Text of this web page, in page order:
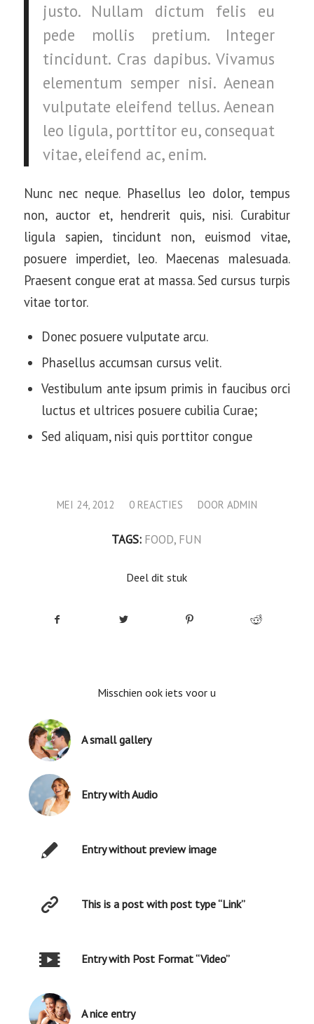
justo. Nullam dictum felis eu
pede mollis pretium. Integer
tincidunt. Cras dapibus. Vivamus
elementum semper nisi. Aenean
vulputate eleifend tellus. Aenean
leo ligula, porttitor eu, consequat
vitae, eleifend ac, enim.
Nunc nec neque. Phasellus leo dolor, tempus
non, auctor et, hendrerit quis, nisi. Curabitur
ligula sapien, tincidunt non, euismod vitae,
posuere imperdiet, leo. Maecenas malesuada.
Praesent congue erat at massa. Sed cursus turpis
vitae tortor.
Donec posuere vulputate arcu.
Phasellus accumsan cursus velit.
Vestibulum ante ipsum primis in faucibus orci
luctus et ultrices posuere cubilia Curae;
Sed aliquam, nisi quis porttitor congue
MEI 24, 2012
/ 0 REACTIES
/ DOOR ADMIN
TAGS: FOOD, FUN
Deel dit stuk
Misschien ook iets voor u
A small gallery
Entry with Audio
Entry without preview image
This is a post with post type “Link”
Entry with Post Format “Video”
A nice entry